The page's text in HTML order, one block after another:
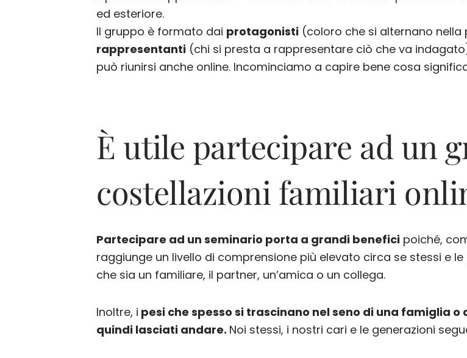
ed esteriore.
Il gruppo è formato dai protagonisti (coloro che si alternano
rappresentanti (chi si presta a rappresentare ciò che va
può riunirsi anche online. Incominciamo a capire bene cosa
È utile partecipare ad un
costellazioni familiari
Partecipare ad un seminario porta a grandi benefici poiché,
raggiunge un livello di comprensione più elevato circa se stessi e
che sia un familiare, il partner, un’amica o un collega.
Inoltre, i pesi che spesso si trascinano nel seno di una famiglia
quindi lasciati andare. Noi stessi, i nostri cari e le generazioni